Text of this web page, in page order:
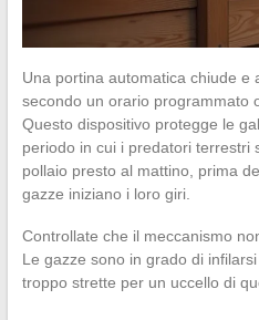
Una portina automatica chiude e
secondo un orario programmato
Questo dispositivo protegge le
periodo in cui i predatori terrestri
pollaio presto al mattino, prima
gazze iniziano i loro giri.
Controllate che il meccanismo
Le gazze sono in grado di
troppo strette per un uccello di